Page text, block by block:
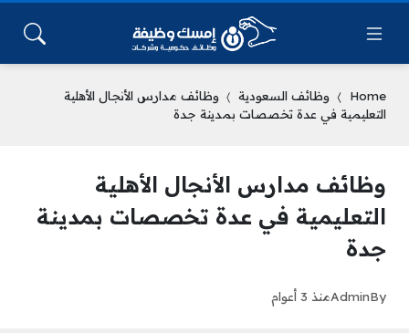
Home وظائف السعودية
وظائف مدارس الأنجال الأهلية
التعليمية في عدة تخصصات بمدينة جدة
وظائف مدارس الأنجال الأهلية
التعليمية في عدة تخصصات بمدينة
جدة
By
Adminمنذ 3 أعوام